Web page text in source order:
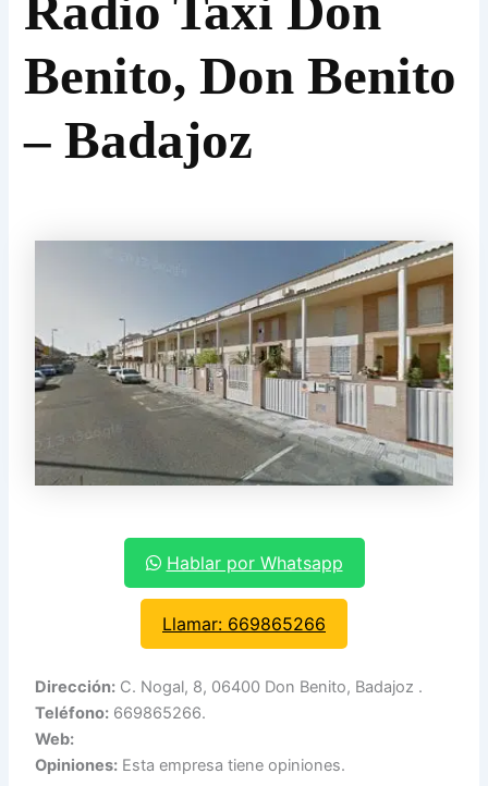
Benito, Don Benito
– Badajoz
Hablar por Whatsapp
Llamar: 669865266
Dirección: C. Nogal, 8, 06400 Don Benito, Badajoz .
Teléfono: 669865266.
Web:
Opiniones: Esta empresa tiene opiniones.